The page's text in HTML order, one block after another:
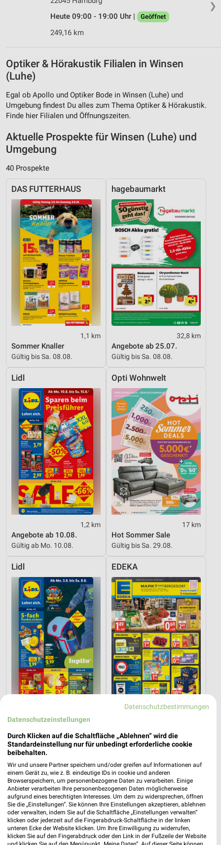
❯
Heute 09:00 - 19:00 Uhr |
Geöffnet
249,16 km
Optiker & Hörakustik Filialen in Winsen
(Luhe)
Egal ob Apollo und Optiker Bode in Winsen (Luhe) und
Umgebung findest Du alles zum Thema Optiker & Hörakustik.
Finde hier Filialen und Öffnungszeiten.
Aktuelle Prospekte für Winsen (Luhe) und
Umgebung
40 Prospekte
DAS FUTTERHAUS
1,1 km
Sommer Knaller
Gültig bis Sa. 08.08.
hagebaumarkt
32,8 km
Angebote ab 25.07.
Gültig bis Sa. 08.08.
Lidl
1,2 km
Angebote ab 10.08.
Gültig ab Mo. 10.08.
Opti Wohnwelt
17 km
Hot Sommer Sale
Gültig bis Sa. 29.08.
Lidl
Angebote ab 03.08.
Gültig bis Sa. 08.08.
EDEKA
Gültig bis Sa. 08.08.
PENNY
Datenschutzbestimmungen
Datenschutzeinstellungen
Durch Klicken auf die Schaltfläche „Ablehnen“ wird die
Standardeinstellung nur für unbedingt erforderliche cookie
beibehalten.
Wir und unsere Partner speichern und/oder greifen auf Informationen auf
einem Gerät zu, wie z. B. eindeutige IDs in cookie und anderen
Browserspeichern, um personenbezogene Daten zu verarbeiten. Einige
Anbieter verarbeiten Ihre personenbezogenen Daten möglicherweise
aufgrund eines berechtigten Interesses. Um dem zu widersprechen, öffnen
Sie die „Einstellungen“. Sie können Ihre Einstellungen akzeptieren, ablehnen
oder verwalten, indem Sie auf die Schaltfläche „Einstellungen verwalten“
klicken oder jederzeit auf die Fingerabdruck-Schaltfläche in der linken
unteren Ecke der Website klicken. Um Ihre Einwilligung zu widerrufen,
klicken Sie auf den Fingerabdruck oder den Link in der Fußzeile der Website